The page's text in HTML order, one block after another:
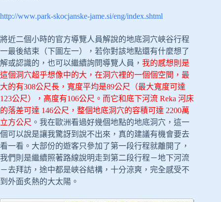
http://www.park-skocjanske-jame.si/eng/index.shtml
將近二個小時的官方導覽人員解說的地底洞穴峽谷行程
一最後結束（下圖左一），若你對該地點還有什麼想了
解或認識的，也可以繼續詢問導覽人員， 我的感想則是
這個洞穴超乎想像中的大，在洞穴裡的一個個空間，最
大的有308公尺長，寬度平均是89公尺（最大寬度可達
123公尺），高度有106公尺。而它和底下河流 Reka 河床
的落差可達 146公尺，整個地底洞穴的容積可達 2200萬
立方公尺 。我在歐洲看過好幾個地點的地底洞穴，這一
個可以說是讓我驚訝到說不出來，真的建議有機會要去
看一看。大部份的遊客只參加了第一段行程就離開了，
我們則是繼續照著路線說明走到第二段行程－地下河流
－去拜訪，途中都是峽谷結構，十分涼爽，完全感受不
到外面炙熱的大太陽。